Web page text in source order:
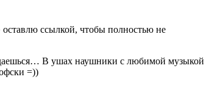
ссылкой, чтобы полностью не
В ушах наушники с любимой музыкой
=))